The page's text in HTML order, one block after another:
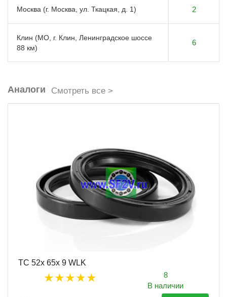
Москва (г. Москва, ул. Ткацкая, д. 1) 2
Клин (МО, г. Клин, Ленинградское шоссе
88 км)
6
Аналоги Смотреть все >
TC 52x 65x 9 WLK
8
В наличии